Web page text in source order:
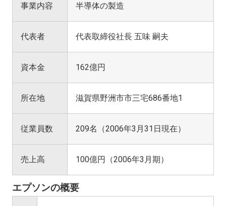
事業内容 半導体の製造
代表者 代表取締役社長 五味 嗣夫
資本金 162億円
所在地 滋賀県野洲市市三宅686番地1
従業員数 209名（2006年3月31日現在）
売上高 100億円（2006年3月期）
エプソンの概要